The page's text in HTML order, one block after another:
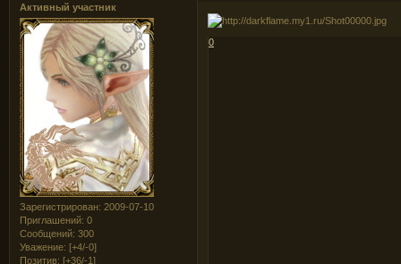
Активный участник
Зарегистрирован: 2009-07-10
Приглашений: 0
Сообщений: 300
Уважение: [+4/-0]
Позитив: [+36/-1]
0